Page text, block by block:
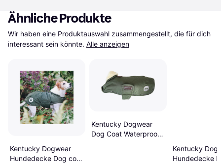
Ähnliche Produkte
Wir haben eine Produktauswahl zusammengestellt, die für dich
interessant sein könnte. Alle anzeigen
Kentucky Dogwear
Hundedecke Dog coat
Kentucky Dogwear
Dog Coat Waterproof
Kentucky
Hundedecke